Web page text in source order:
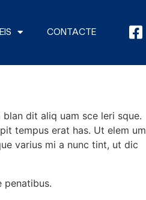
CONTACTE
dit aliq uam sce leri sque.
tempus erat has. Ut elem um
varius mi a nunc tint, ut dic
penatibus.